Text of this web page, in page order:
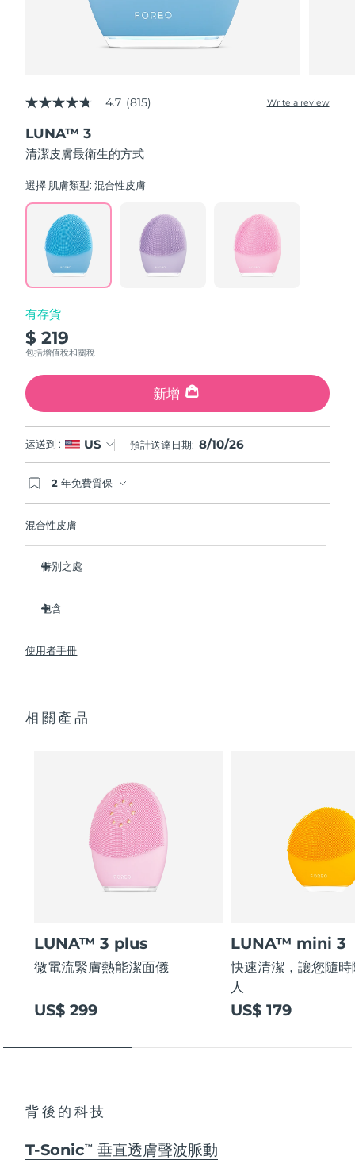
4.7
of
5
stars,
rating
Read
Reviews.
Same
page
link.
4.7 (815) Write a review
LUNA™ 3
清潔皮膚最衛生的方式
選擇 肌膚類型:混合性皮膚
有存貨
$ 219
包括增值稅和關稅
新增
运送到 : US 預計送達日期: 8/10/26
2 年免費質保
混合性皮膚
特別之處
物。
清除毛孔深處的雜質，減少爆痘的可能。
撫平細紋，幫助放鬆面部肌肉緊張點。
16檔強度，符合人體工程學的輕質設計，智能app護膚。
包含
USB 充電線
通用操作指南
使用者手冊
相關產品
LUNA™ 3 plus
微電流緊膚熱能潔面儀
US$ 299
LUNA™ mini 3
快速清潔，讓您隨
人
US$ 179
背後的科技
T-SonicTM 垂直透膚聲波脈動